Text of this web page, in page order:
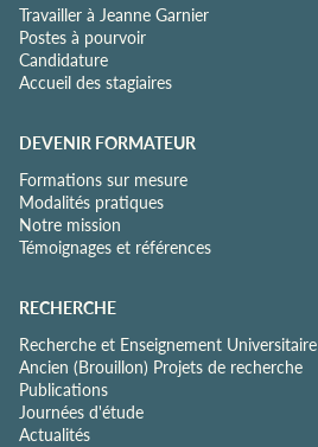
Travailler à Jeanne Garnier
Postes à pourvoir
Candidature
Accueil des stagiaires
DEVENIR FORMATEUR
Formations sur mesure
Modalités pratiques
Notre mission
Témoignages et références
RECHERCHE
Recherche et Enseignement Universitaire
Ancien (Brouillon) Projets de recherche
Publications
Journées d'étude
Actualités